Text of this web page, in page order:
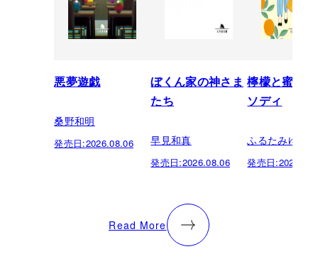
悪夢遊戯
桑野和明
発売日:2026.08.06
ぼくん家の神さま
たち
早見和真
発売日:2026.08.06
檸檬と蜜柑
ソディ
ふるたみゆき
発売日:
Read More